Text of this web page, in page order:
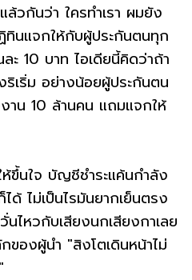
วกันว่า ใครทำเรา ผมยัง
ทินแจกให้กับผู้ประกันตนทุก
ะ 10 บาท ไอเดียนี้คิดว่าถ้า
ริเริ่ม อย่างน้อยผู้ประกันตน
าน 10 ล้านคน แถมแจกให้
ห้ขึ้นใจ บัญชีชำระแค้นกำลัง
ด้ ไม่เป็นไรมันยากเย็นตรง
นไหวกับเสียงนกเสียงกาเลย
องผู้นำ "สิงโตเดินหน้าไม่